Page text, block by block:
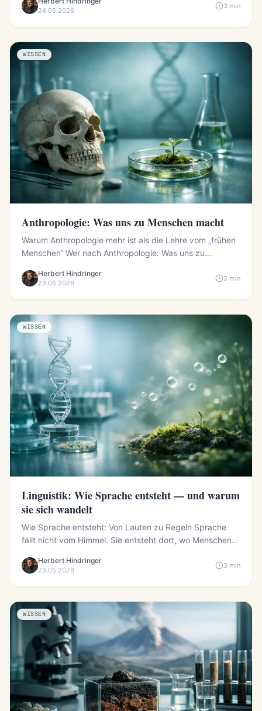
24.05.2026
3 min
WISSEN
Anthropologie: Was uns zu Menschen macht
Warum Anthropologie mehr ist als die Lehre vom „frühen
Menschen“ Wer nach Anthropologie: Was uns zu
Herbert Hindringer
23.05.2026
3 min
WISSEN
Linguistik: Wie Sprache entsteht — und warum
sie sich wandelt
Wie Sprache entsteht: Von Lauten zu Regeln Sprache
fällt nicht vom Himmel. Sie entsteht dort, wo Menschen
Herbert Hindringer
23.05.2026
3 min
WISSEN